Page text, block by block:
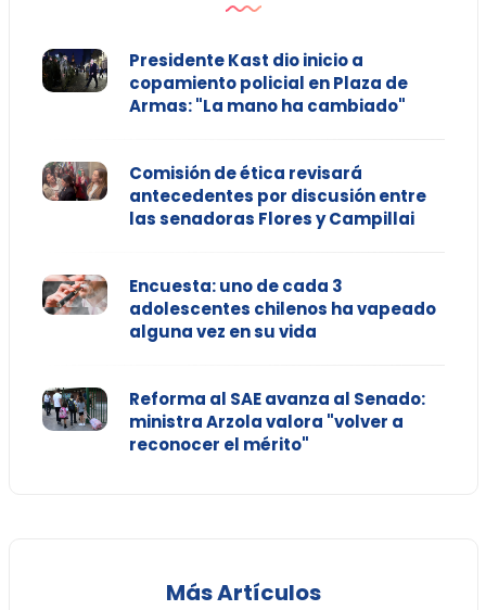
Presidente Kast dio inicio a
copamiento policial en Plaza de
Armas: "La mano ha cambiado"
Comisión de ética revisará
antecedentes por discusión entre
las senadoras Flores y Campillai
Encuesta: uno de cada 3
adolescentes chilenos ha vapeado
alguna vez en su vida
Reforma al SAE avanza al Senado:
ministra Arzola valora "volver a
reconocer el mérito"
Más Artículos